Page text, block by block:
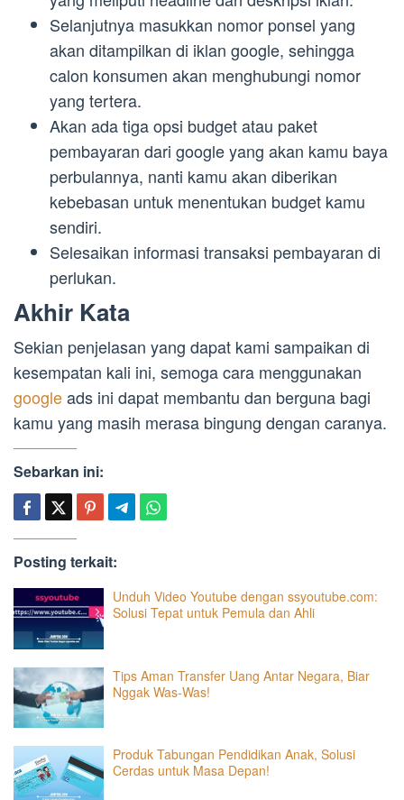
Selanjutnya masukkan nomor ponsel yang
akan ditampilkan di iklan google, sehingga
calon konsumen akan menghubungi nomor
yang tertera.
Akan ada tiga opsi budget atau paket
pembayaran dari google yang akan kamu baya
perbulannya, nanti kamu akan diberikan
kebebasan untuk menentukan budget kamu
sendiri.
Selesaikan informasi transaksi pembayaran di
perlukan.
Akhir Kata
Sekian penjelasan yang dapat kami sampaikan di
kesempatan kali ini, semoga cara menggunakan
googleads ini dapat membantu dan berguna bagi
kamu yang masih merasa bingung dengan caranya.
Sebarkan ini:
Posting terkait:
Unduh Video Youtube dengan ssyoutube.com:
Solusi Tepat untuk Pemula dan Ahli
Tips Aman Transfer Uang Antar Negara, Biar
Nggak Was-Was!
Produk Tabungan Pendidikan Anak, Solusi
Cerdas untuk Masa Depan!